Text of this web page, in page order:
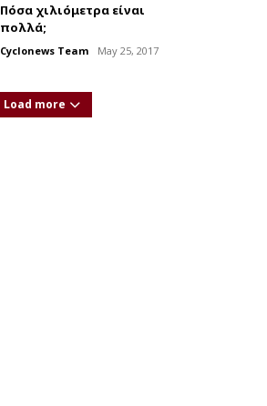
Πόσα χιλιόμετρα είναι
πολλά;
Cyclonews Team May 25, 2017
Load more